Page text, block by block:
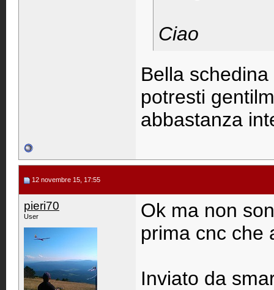
Ciao
Bella
potresti
abbastanza
12 novembre 15, 17:55
pieri70
User
Ok ma non
prima cnc che
Inviato da